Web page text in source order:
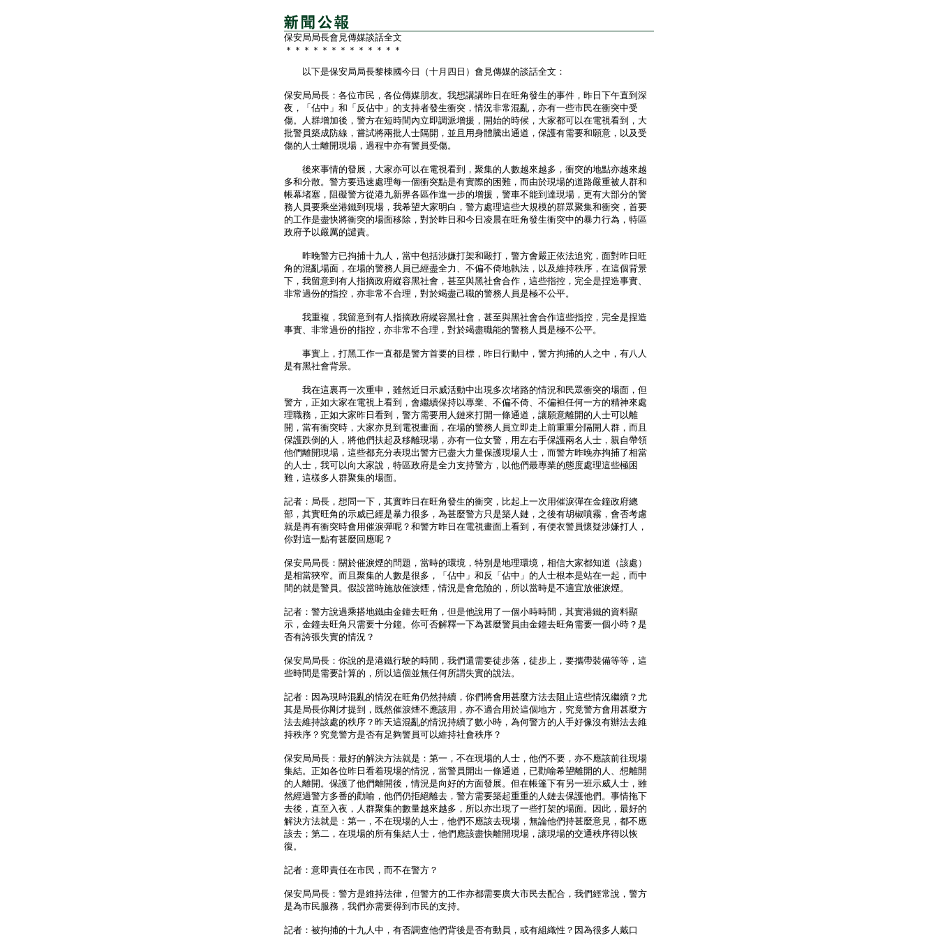
保安局局長會見傳媒談話全文
＊＊＊＊＊＊＊＊＊＊＊＊＊
以下是保安局局長黎棟國今日（十月四日）會見傳媒的談話全文：
保安局局長：各位市民，各位傳媒朋友。我想講講昨日在旺角發生的事件，昨日下午直到深
夜，「佔中」和「反佔中」的支持者發生衝突，情況非常混亂，亦有一些市民在衝突中受
傷。人群增加後，警方在短時間內立即調派增援，開始的時候，大家都可以在電視看到，大
批警員築成防線，嘗試將兩批人士隔開，並且用身體騰出通道，保護有需要和願意，以及受
傷的人士離開現場，過程中亦有警員受傷。
後來事情的發展，大家亦可以在電視看到，聚集的人數越來越多，衝突的地點亦越來越
多和分散。警方要迅速處理每一個衝突點是有實際的困難，而由於現場的道路嚴重被人群和
帳幕堵塞，阻礙警方從港九新界各區作進一步的增援，警車不能到達現場，更有大部分的警
務人員要乘坐港鐵到現場，我希望大家明白，警方處理這些大規模的群眾聚集和衝突，首要
的工作是盡快將衝突的場面移除，對於昨日和今日凌晨在旺角發生衝突中的暴力行為，特區
政府予以嚴厲的譴責。
昨晚警方已拘捕十九人，當中包括涉嫌打架和毆打，警方會嚴正依法追究，面對昨日旺
角的混亂場面，在場的警務人員已經盡全力、不偏不倚地執法，以及維持秩序，在這個背景
下，我留意到有人指摘政府縱容黑社會，甚至與黑社會合作，這些指控，完全是捏造事實、
非常過份的指控，亦非常不合理，對於竭盡己職的警務人員是極不公平。
我重複，我留意到有人指摘政府縱容黑社會，甚至與黑社會合作這些指控，完全是捏造
事實、非常過份的指控，亦非常不合理，對於竭盡職能的警務人員是極不公平。
事實上，打黑工作一直都是警方首要的目標，昨日行動中，警方拘捕的人之中，有八人
是有黑社會背景。
我在這裏再一次重申，雖然近日示威活動中出現多次堵路的情況和民眾衝突的場面，但
警方，正如大家在電視上看到，會繼續保持以專業、不偏不倚、不偏袒任何一方的精神來處
理職務，正如大家昨日看到，警方需要用人鏈來打開一條通道，讓願意離開的人士可以離
開，當有衝突時，大家亦見到電視畫面，在場的警務人員立即走上前重重分隔開人群，而且
保護跌倒的人，將他們扶起及移離現場，亦有一位女警，用左右手保護兩名人士，親自帶領
他們離開現場，這些都充分表現出警方已盡大力量保護現場人士，而警方昨晚亦拘捕了相當
的人士，我可以向大家說，特區政府是全力支持警方，以他們最專業的態度處理這些極困
難，這樣多人群聚集的場面。
記者：局長，想問一下，其實昨日在旺角發生的衝突，比起上一次用催淚彈在金鐘政府總
部，其實旺角的示威已經是暴力很多，為甚麼警方只是築人鏈，之後有胡椒噴霧，會否考慮
就是再有衝突時會用催淚彈呢？和警方昨日在電視畫面上看到，有便衣警員懷疑涉嫌打人，
你對這一點有甚麼回應呢？
保安局局長：關於催淚煙的問題，當時的環境，特別是地理環境，相信大家都知道（該處）
是相當狹窄。而且聚集的人數是很多，「佔中」和反「佔中」的人士根本是站在一起，而中
間的就是警員。假設當時施放催淚煙，情況是會危險的，所以當時是不適宜放催淚煙。
記者：警方說過乘搭地鐵由金鐘去旺角，但是他說用了一個小時時間，其實港鐵的資料顯
示，金鐘去旺角只需要十分鐘。你可否解釋一下為甚麼警員由金鐘去旺角需要一個小時？是
否有誇張失實的情況？
保安局局長：你說的是港鐵行駛的時間，我們還需要徒步落，徒步上，要攜帶裝備等等，這
些時間是需要計算的，所以這個並無任何所謂失實的說法。
記者：因為現時混亂的情況在旺角仍然持續，你們將會用甚麼方法去阻止這些情況繼續？尤
其是局長你剛才提到，既然催淚煙不應該用，亦不適合用於這個地方，究竟警方會用甚麼方
法去維持該處的秩序？昨天這混亂的情況持續了數小時，為何警方的人手好像沒有辦法去維
持秩序？究竟警方是否有足夠警員可以維持社會秩序？
保安局局長：最好的解決方法就是：第一，不在現場的人士，他們不要，亦不應該前往現場
集結。正如各位昨日看着現場的情況，當警員開出一條通道，已勸喻希望離開的人、想離開
的人離開。保護了他們離開後，情況是向好的方面發展。但在帳篷下有另一班示威人士，雖
然經過警方多番的勸喻，他們仍拒絕離去，警方需要築起重重的人鏈去保護他們。事情拖下
去後，直至入夜，人群聚集的數量越來越多，所以亦出現了一些打架的場面。因此，最好的
解決方法就是：第一，不在現場的人士，他們不應該去現場，無論他們持甚麼意見，都不應
該去；第二，在現場的所有集結人士，他們應該盡快離開現場，讓現場的交通秩序得以恢
復。
記者：意即責任在市民，而不在警方？
保安局局長：警方是維持法律，但警方的工作亦都需要廣大市民去配合，我們經常說，警方
是為市民服務，我們亦需要得到市民的支持。
記者：被拘捕的十九人中，有否調查他們背後是否有動員，或有組織性？因為很多人戴口